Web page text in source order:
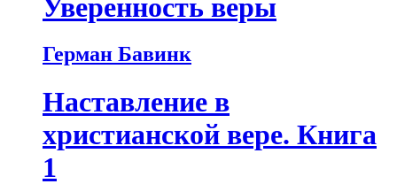
Уверенность веры
Герман Бавинк
Наставление в
христианской вере. Книга
1